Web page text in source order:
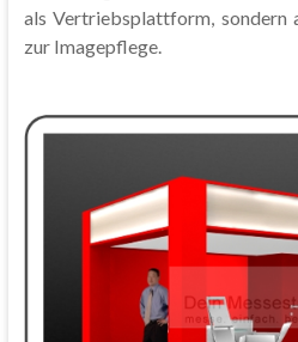
als Vertriebsplattform, sondern
zur Imagepflege.